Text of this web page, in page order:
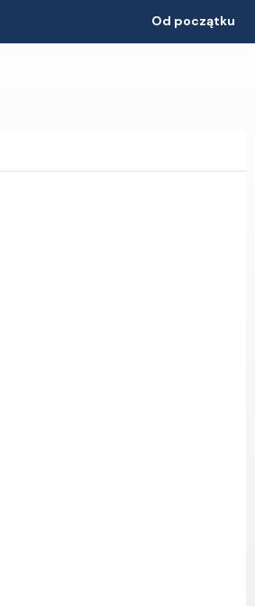
Od początku